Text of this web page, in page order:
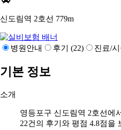
신도림역 2호선 779m
병원안내 후기 (22) 진료/
기본 정보
소개
영등포구 신도림역 2호선에
22건의 후기와 평점 4.8점을